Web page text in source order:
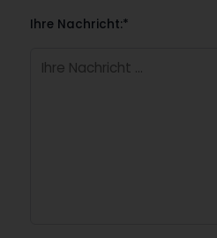
Ihre Nachricht:*